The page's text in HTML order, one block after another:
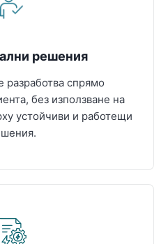
решения
разработва спрямо
без използване на
устойчиви и работещи